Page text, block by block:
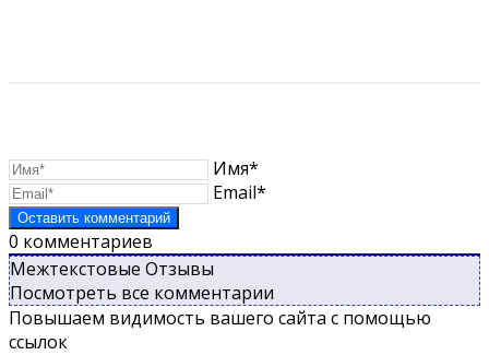
Имя*
Email*
0 комментариев
Межтекстовые Отзывы
Посмотреть все комментарии
Повышаем видимость вашего сайта с помощью
ссылок